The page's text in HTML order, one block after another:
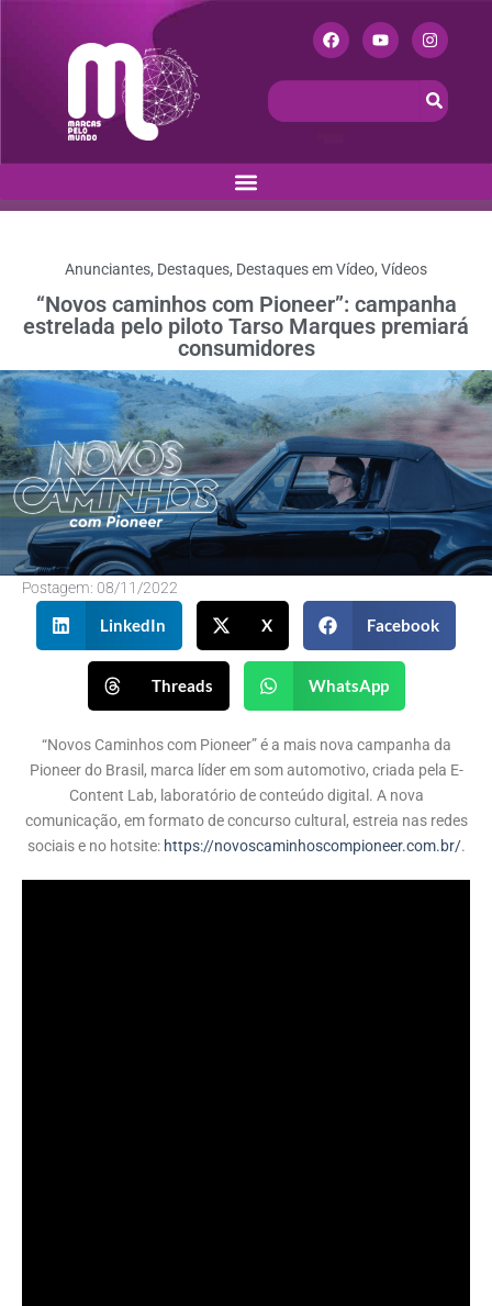
Anunciantes, Destaques, Destaques em Vídeo, Vídeos
“Novos caminhos com Pioneer”: campanha
estrelada pelo piloto Tarso Marques premiará
consumidores
Postagem: 08/11/2022
LinkedIn X Facebook
Threads WhatsApp
“Novos Caminhos com Pioneer” é a mais nova campanha da
Pioneer do Brasil, marca líder em som automotivo, criada pela E-
Content Lab, laboratório de conteúdo digital. A nova
comunicação, em formato de concurso cultural, estreia nas redes
sociais e no hotsite: https://novoscaminhoscompioneer.com.br/.